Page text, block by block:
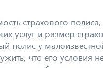
страхового
услуг и размер
полис у
что его условия